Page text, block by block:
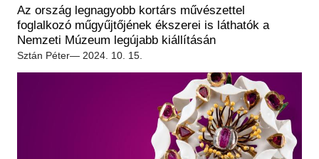
Az ország legnagyobb kortárs művészettel
foglalkozó műgyűjtőjének ékszerei is láthatók a
Nemzeti Múzeum legújabb kiállításán
Sztán Péter— 2024. 10. 15.